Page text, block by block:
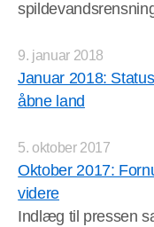
9. januar 2018
Januar 2018:
åbne land
5. oktober 2017
Oktober 2017:
videre
Indlæg til pressen